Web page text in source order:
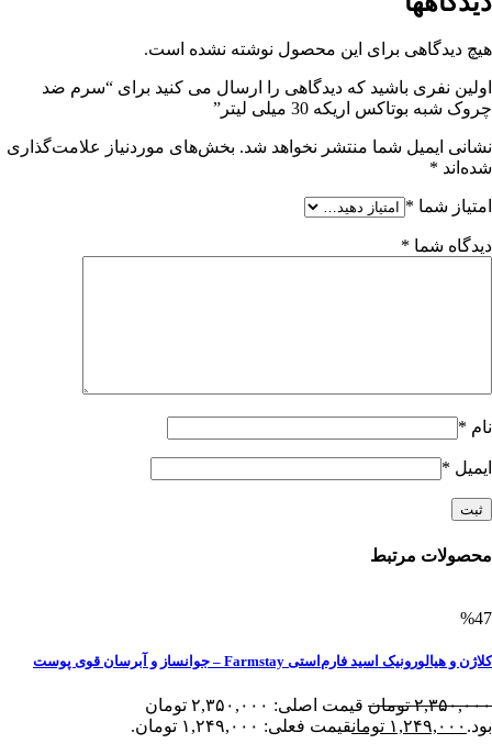
هیچ دیدگاهی برای این محصول نوشته نشده است.
اولین نفری باشید که دیدگاهی را ارسال می کنید برای “سرم ضد
چروک شبه بوتاکس اریکه 30 میلی لیتر”
نشانی ایمیل شما منتشر نخواهد شد. بخش‌های موردنیاز علامت‌گذاری
شده‌اند *
امتیاز شما *
دیدگاه شما *
نام *
ایمیل *
محصولات مرتبط
%47
کلاژن و هیالورونیک اسید فارم‌استی Farmstay – جوانساز و آبرسان قوی پوست
۲,۳۵۰,۰۰۰ تومان
قیمت اصلی: ۲,۳۵۰,۰۰۰ تومان
بود. ۱,۲۴۹,۰۰۰ تومانقیمت فعلی: ۱,۲۴۹,۰۰۰ تومان.